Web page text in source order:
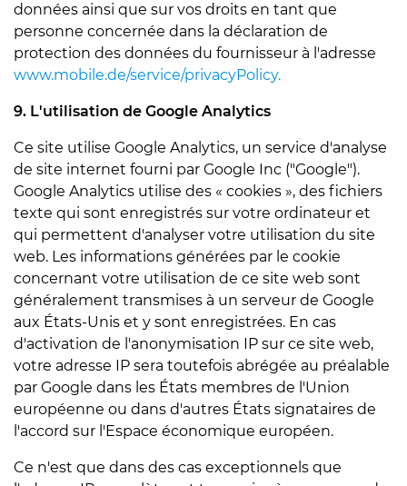
données ainsi que sur vos droits en tant que
personne concernée dans la déclaration de
protection des données du fournisseur à l'adresse
www.mobile.de/service/privacyPolicy.
9. L'utilisation de Google Analytics
Ce site utilise Google Analytics, un service d'analyse
de site internet fourni par Google Inc ("Google").
Google Analytics utilise des « cookies », des fichiers
texte qui sont enregistrés sur votre ordinateur et
qui permettent d'analyser votre utilisation du site
web. Les informations générées par le cookie
concernant votre utilisation de ce site web sont
généralement transmises à un serveur de Google
aux États-Unis et y sont enregistrées. En cas
d'activation de l'anonymisation IP sur ce site web,
votre adresse IP sera toutefois abrégée au préalable
par Google dans les États membres de l'Union
européenne ou dans d'autres États signataires de
l'accord sur l'Espace économique européen.
Ce n'est que dans des cas exceptionnels que